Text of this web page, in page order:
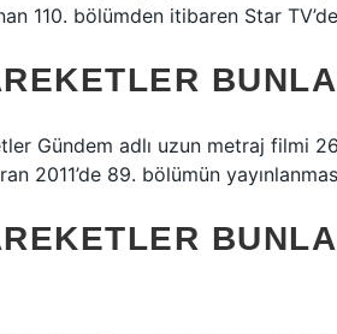
110. bölümden itibaren Star
Gündem adlı uzun metraj filmi
2011’de 89. bölümün